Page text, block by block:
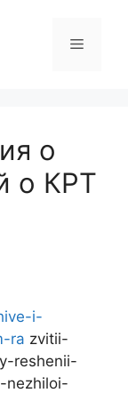
о
о КРТ
i-
ra zvitii-
reshenii-
nezhiloi-